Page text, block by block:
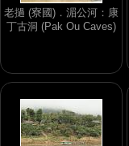
老撾 (寮國)．湄公河：康
丁古洞 (Pak Ou Caves)